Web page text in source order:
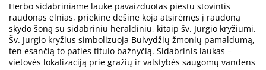
Herbo sidabriniame lauke pavaizduotas piestu stovintis
raudonas elnias, priekine dešine koja atsirėmęs į raudoną
skydo šoną su sidabriniu heraldiniu, kitaip šv. Jurgio kryžiumi.
Šv. Jurgio kryžius simbolizuoja Buivydžių žmonių pamaldumą,
ten esančią to paties titulo bažnyčią. Sidabrinis laukas –
vietovės lokalizaciją prie gražių ir valstybės saugomų vandens